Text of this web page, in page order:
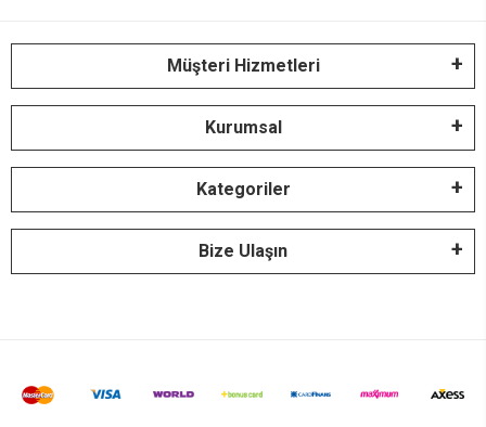
Müşteri Hizmetleri
Kurumsal
Kategoriler
Bize Ulaşın